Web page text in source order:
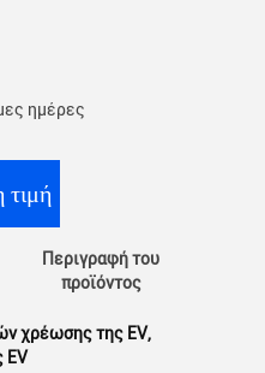
ημέρες
τιμή
Περιγραφή του
προϊόντος
χρέωσης της EV,
EV